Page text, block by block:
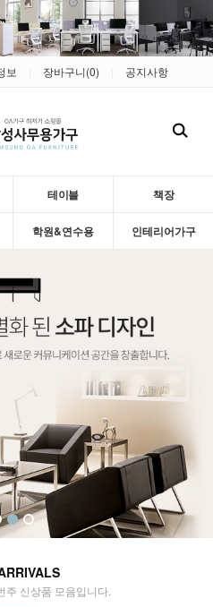
보 장바구니(0) 공지사항
테이블 책장
학원&연수용 인테리어가구
주 신상품 모음입니다.